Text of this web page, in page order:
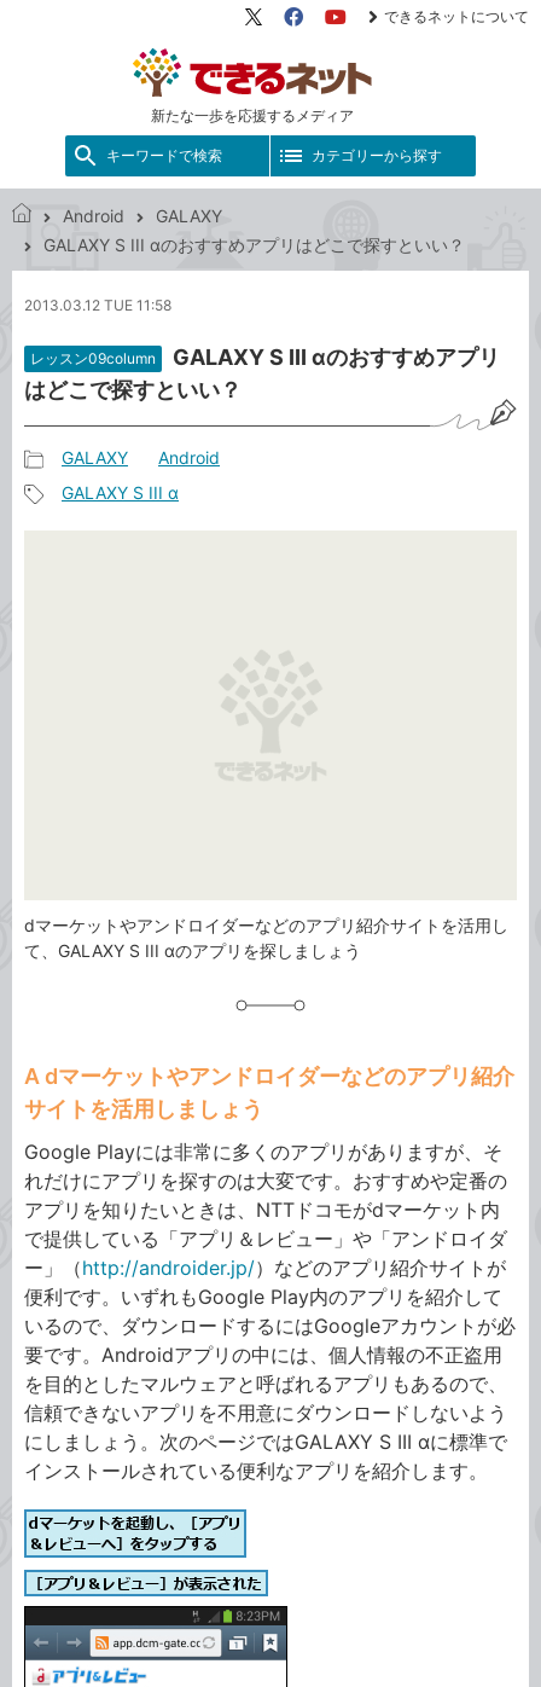
新たな一歩を応援するメディア
X（旧
FacebookYouTube
できるネットについて
キーワードで検索 カテゴリーから探す
で
ネ
ト
Android
GALAXY
GALAXY S III αのおすすめアプリはどこで探すといい？
2013.03.12 TUE 11:58
レッスン09column
GALAXY S III αのおすすめアプリ
はどこで探すといい？
事
カ
GALAXY Android
GALAXY S III α
dマーケットやアンドロイダーなどのアプリ紹介サイトを活用し
て、GALAXY S III αのアプリを探しましょう
A dマーケットやアンドロイダーなどのアプリ紹介
サイトを活用しましょう
Google Playには非常に多くのアプリがありますが、そ
れだけにアプリを探すのは大変です。おすすめや定番の
アプリを知りたいときは、NTTドコモがdマーケット内
で提供している「アプリ＆レビュー」や「アンドロイダ
ー」（http://androider.jp/）などのアプリ紹介サイトが
便利です。いずれもGoogle Play内のアプリを紹介して
いるので、ダウンロードするにはGoogleアカウントが必
要です。Androidアプリの中には、個人情報の不正盗用
を目的としたマルウェアと呼ばれるアプリもあるので、
信頼できないアプリを不用意にダウンロードしないよう
にしましょう。次のページではGALAXY S III αに標準で
インストールされている便利なアプリを紹介します。